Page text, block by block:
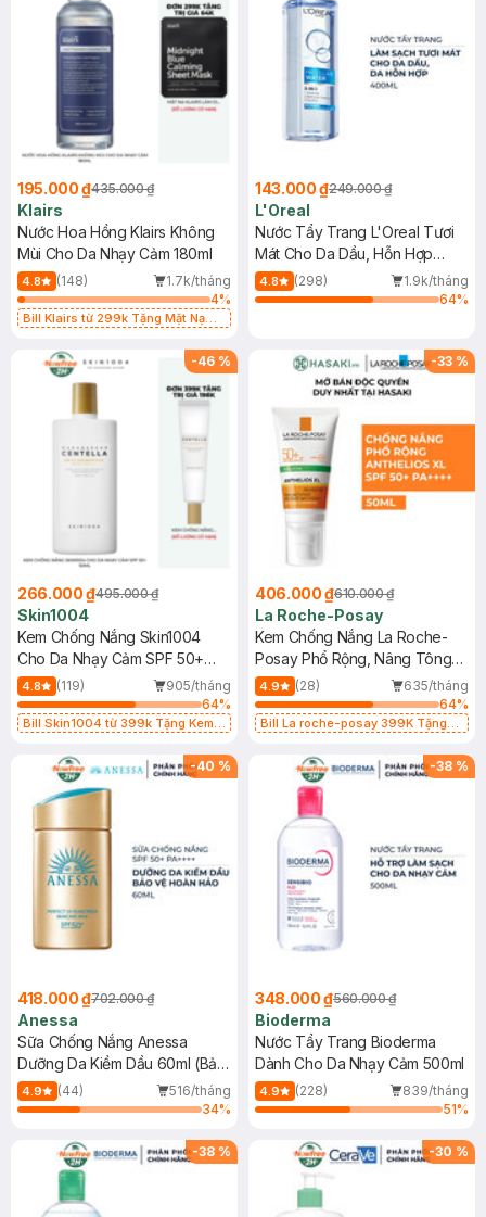
195.000 ₫435.000 ₫
Klairs
Nước Hoa Hồng Klairs Không
Mùi Cho Da Nhạy Cảm 180ml
4.8 (148)
1.7k/tháng
4%
Bill Klairs từ 299k Tặng Mặt Nạ
25ml (SL Có Hạn)
143.000 ₫249.000 ₫
L'Oreal
Nước Tẩy Trang L'Oreal Tươi
Mát Cho Da Dầu, Hỗn Hợp
400ml
4.8 (298)
1.9k/tháng
64%
-46 %
266.000 ₫495.000 ₫
Skin1004
Kem Chống Nắng Skin1004
Cho Da Nhạy Cảm SPF 50+
50ml
4.8 (119)
905/tháng
64%
Bill Skin1004 từ 399k Tặng Kem
SPF 50+ 20ml (SL Có Hạn)
-33 %
406.000 ₫610.000 ₫
La Roche-Posay
Kem Chống Nắng La Roche-
Posay Phổ Rộng, Nâng Tông
Kiềm Dầu 50ml
4.9 (28)
635/tháng
64%
Bill La roche-posay 399K Tặng
(SL có hạn)
-40 %
418.000 ₫702.000 ₫
Anessa
Sữa Chống Nắng Anessa
Dưỡng Da Kiềm Dầu 60ml (Bản
Mới)
4.9 (44)
516/tháng
34%
-38 %
348.000 ₫560.000 ₫
Bioderma
Nước Tẩy Trang Bioderma
Dành Cho Da Nhạy Cảm 500ml
4.9 (228)
839/tháng
51%
-38 % -30 %